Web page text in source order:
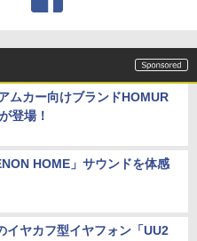
ムカー向けブランドHOMUR
登場！
HOME」サウンドを体感
イヤカフ型イヤフォン「UU2